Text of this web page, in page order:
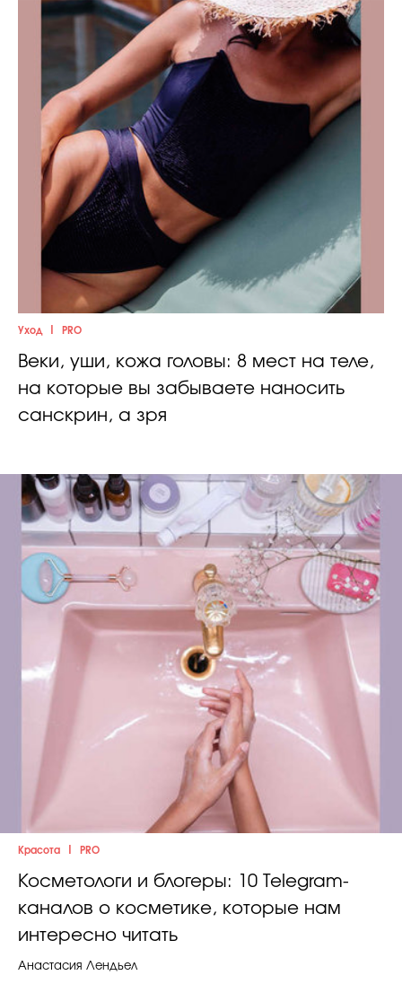
Уход PRO
Веки, уши, кожа головы: 8 мест на теле,
на которые вы забываете наносить
санскрин, а зря
Красота PRO
Косметологи и блогеры: 10 Telegram-
каналов о косметике, которые нам
интересно читать
Анастасия Лендьел